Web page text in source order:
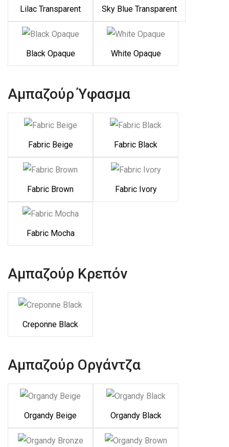
Lilac Transparent Sky Blue Transparent
Black Opaque White Opaque
Αμπαζούρ Ύφασμα
Fabric Beige Fabric Black
Fabric Brown Fabric Ivory
Fabric Mocha
Αμπαζούρ Κρεπόν
Creponne Black
Αμπαζούρ Οργάντζα
Organdy Beige Organdy Black